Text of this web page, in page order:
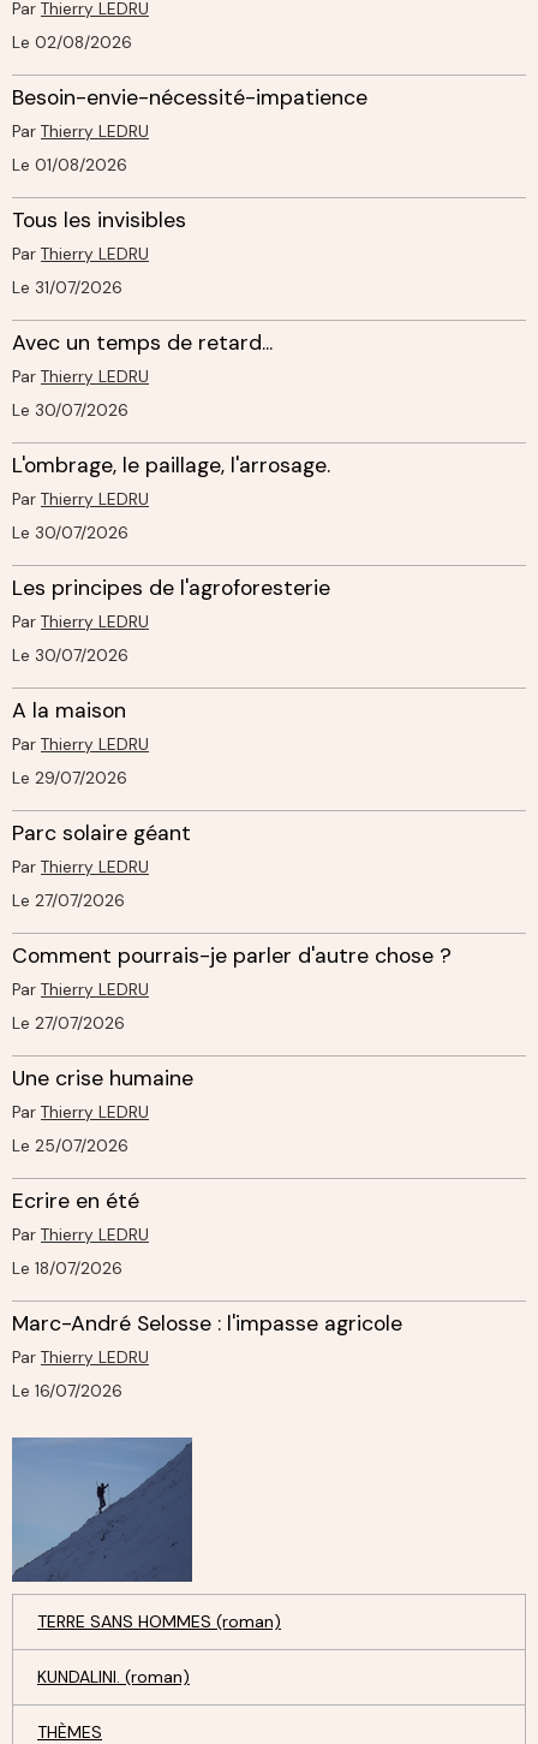
Par Thierry LEDRU
Le 02/08/2026
Besoin-envie-nécessité-impatience
Par Thierry LEDRU
Le 01/08/2026
Tous les invisibles
Par Thierry LEDRU
Le 31/07/2026
Avec un temps de retard...
Par Thierry LEDRU
Le 30/07/2026
L'ombrage, le paillage, l'arrosage.
Par Thierry LEDRU
Le 30/07/2026
Les principes de l'agroforesterie
Par Thierry LEDRU
Le 30/07/2026
A la maison
Par Thierry LEDRU
Le 29/07/2026
Parc solaire géant
Par Thierry LEDRU
Le 27/07/2026
Comment pourrais-je parler d'autre chose ?
Par Thierry LEDRU
Le 27/07/2026
Une crise humaine
Par Thierry LEDRU
Le 25/07/2026
Ecrire en été
Par Thierry LEDRU
Le 18/07/2026
Marc-André Selosse : l'impasse agricole
Par Thierry LEDRU
Le 16/07/2026
TERRE SANS HOMMES (roman)
KUNDALINI. (roman)
THÈMES